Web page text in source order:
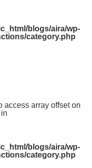
blogs/aira/wp-
category.php
access array offset on
blogs/aira/wp-
category.php